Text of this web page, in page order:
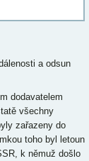
a odsun
dodavatelem
všechny
zařazeny do
toho byl letoun
k němuž došlo